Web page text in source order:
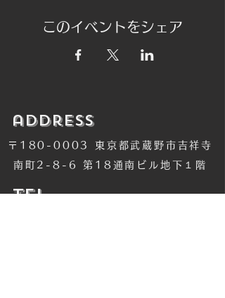
このイベントをシェア
​address
〒180-0003 東京都武蔵野市吉祥寺
南町2-8-6 第18通南ビル地下１階
​TEL